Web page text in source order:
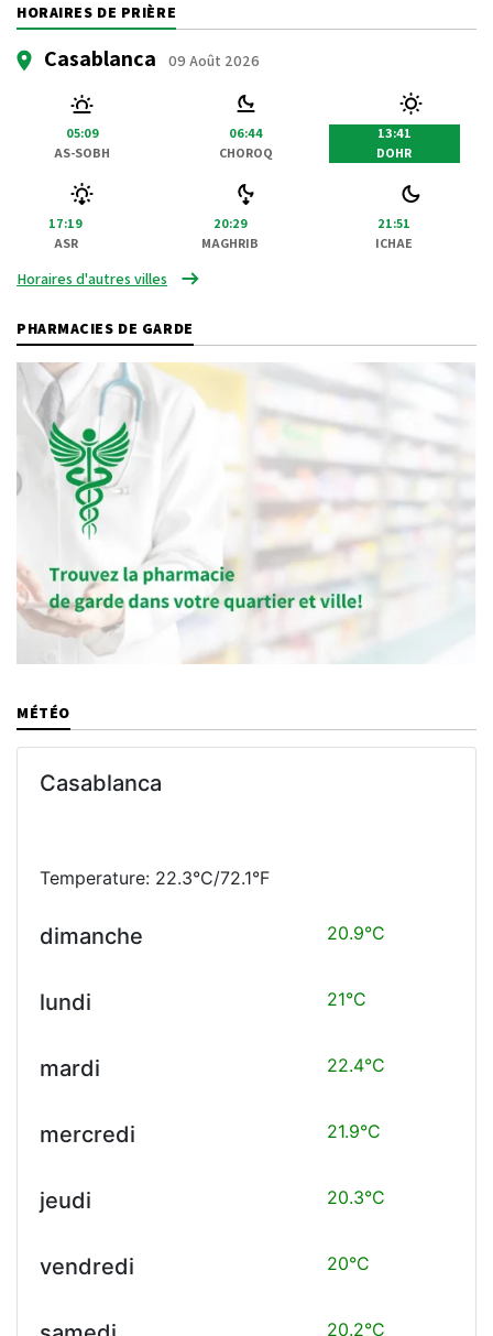
HORAIRES DE PRIÈRE
Casablanca 09 Août 2026
05:09
AS-SOBH
06:44
CHOROQ
13:41
DOHR
17:19
ASR
20:29
MAGHRIB
21:51
ICHAE
Horaires d'autres villes
PHARMACIES DE GARDE
MÉTÉO
Casablanca
Temperature: 22.3°C/72.1°F
dimanche 20.9°C
lundi 21°C
mardi 22.4°C
mercredi 21.9°C
jeudi 20.3°C
vendredi 20°C
20.2°C